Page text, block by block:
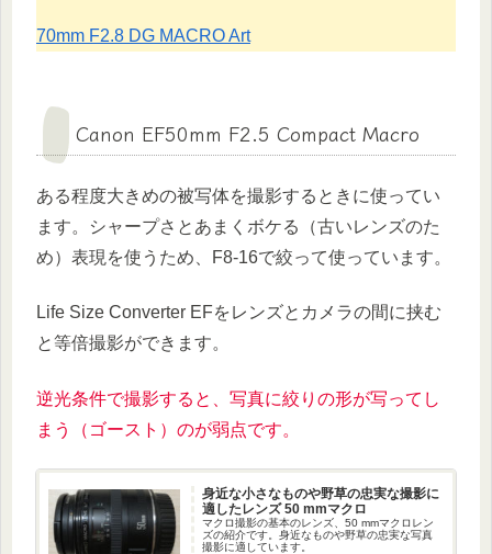
70mm F2.8 DG MACRO Art
Canon EF50mm F2.5 Compact Macro
ある程度大きめの被写体を撮影するときに使ってい
ます。シャープさとあまくボケる（古いレンズのた
め）表現を使うため、F8-16で絞って使っています。
Life Size Converter EFをレンズとカメラの間に挟む
と等倍撮影ができます。
逆光条件で撮影すると、写真に絞りの形が写ってし
まう（ゴースト）のが弱点です。
身近な小さなものや野草の忠実な撮影に
適したレンズ 50 mmマクロ
マクロ撮影の基本のレンズ、50 mmマクロレン
ズの紹介です。身近なものや野草の忠実な写真
撮影に適しています。